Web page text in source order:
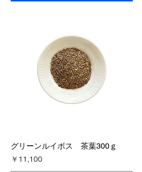
グリーンルイボス 茶葉300ｇ
価格
￥11,100